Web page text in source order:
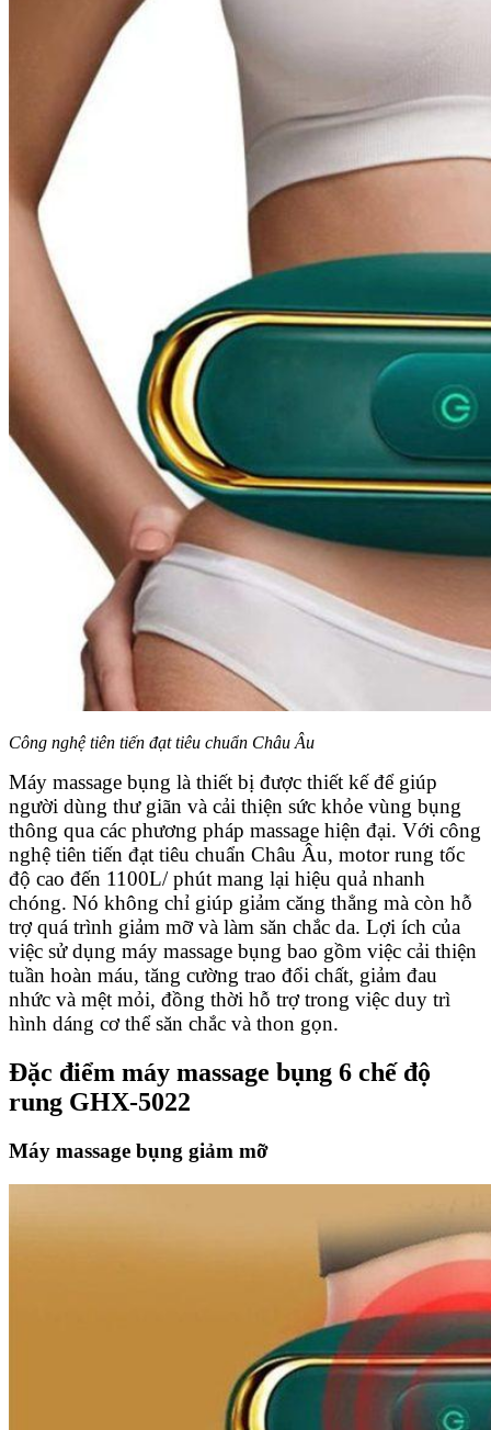
Công nghệ tiên tiến đạt tiêu chuẩn Châu Âu
Máy massage bụng là thiết bị được thiết kế để giúp
người dùng thư giãn và cải thiện sức khỏe vùng bụng
thông qua các phương pháp massage hiện đại. Với công
nghệ tiên tiến đạt tiêu chuẩn Châu Âu, motor rung tốc
độ cao đến 1100L/ phút mang lại hiệu quả nhanh
chóng. Nó không chỉ giúp giảm căng thẳng mà còn hỗ
trợ quá trình giảm mỡ và làm săn chắc da. Lợi ích của
việc sử dụng máy massage bụng bao gồm việc cải thiện
tuần hoàn máu, tăng cường trao đổi chất, giảm đau
nhức và mệt mỏi, đồng thời hỗ trợ trong việc duy trì
hình dáng cơ thể săn chắc và thon gọn.
Đặc điểm máy massage bụng 6 chế độ
rung GHX-5022
Máy massage bụng giảm mỡ